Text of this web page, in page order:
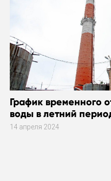
График временного
воды в летний
14 апреля 2024